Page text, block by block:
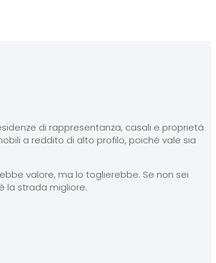
di rappresentanza, casali e proprietà
a reddito di alto profilo, poiché vale sia
valore, ma lo toglierebbe. Se non sei
la strada migliore.